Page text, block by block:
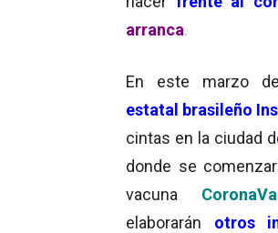
arranca.
En este marzo
estatal brasileño
cintas en la ciudad
donde se
vacuna
elaborarán otros